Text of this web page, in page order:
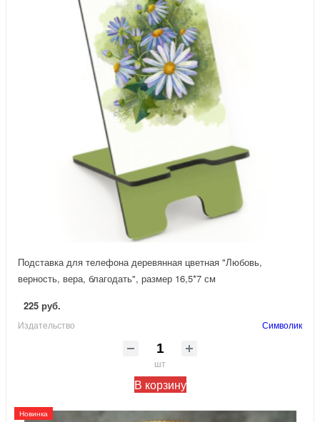
Подставка для телефона деревянная цветная "Любовь,
верность, вера, благодать", размер 16,5*7 см
225 руб.
Издательство Символик
шт
В корзину
Новинка